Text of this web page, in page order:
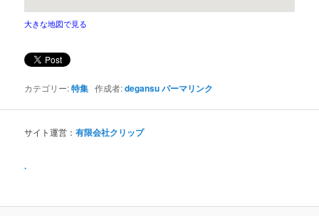
大きな地図で見る
カテゴリー:特集 作成者:degansuパーマリンク
サイト運営：有限会社クリップ
.